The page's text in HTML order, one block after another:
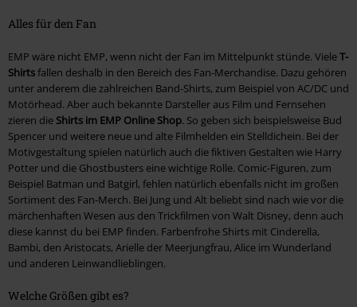
Alles für den Fan
EMP wäre nicht EMP, wenn nicht der Fan im Mittelpunkt stünde. VieleT-
Shirtsfallen deshalb in den Bereich des Fan-Merchandise. Dazu gehören
unter anderem die zahlreichen Band-Shirts, zum Beispiel von AC/DC und
Motörhead. Aber auch bekannte Darsteller aus Film und Fernsehen
zieren die Shirts im EMP Online Shop. So geben sich beispielsweise Bud
Spencer und weitere neue und alte Filmhelden ein Stelldichein. Bei der
Motivgestaltung spielen natürlich auch die fiktiven Gestalten wie Harry
Potter und die Ghostbusters eine wichtige Rolle. Comic-Figuren, zum
Beispiel Batman und Batgirl, fehlen natürlich ebenfalls nicht im großen
Sortiment des Fan-Merch. Bei Jung und Alt beliebt sind nach wie vor die
märchenhaften Wesen aus den Trickfilmen von Walt Disney, denn auch
diese kannst du bei EMP finden. Farbenfrohe Shirts mit Cinderella,
Bambi, den Aristocats, Arielle der Meerjungfrau, Alice im Wunderland
und anderen Leinwandlieblingen.
Welche Größen gibt es?